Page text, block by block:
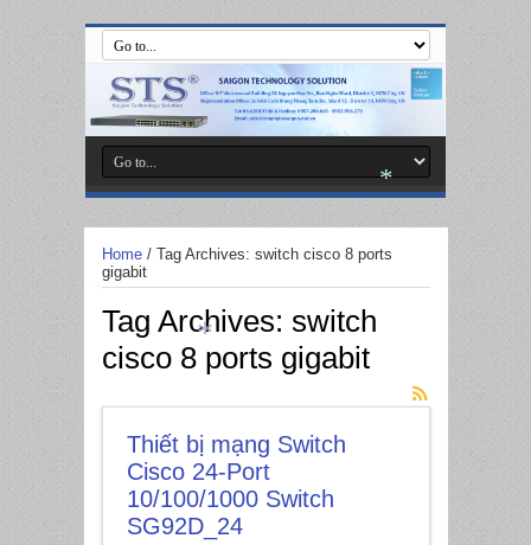
Home/ Tag Archives: switch cisco 8 ports
gigabit
Tag Archives: switch
cisco 8 ports gigabit
Thiết bị mạng Switch
Cisco 24-Port
10/100/1000 Switch
SG92D_24
*
*